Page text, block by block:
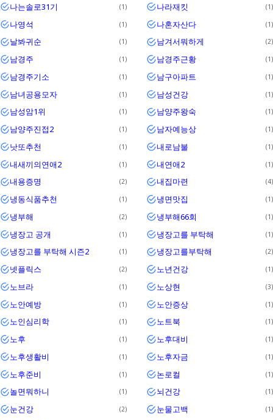
나는솔로31기 1 나라재킷 1
나영석 1 나혼자산다 1
날봐귀순 1 남겨서뭐하게 2
남경주 1 남경주근황 1
남경주기소 1 남구아파트 1
남녀공용모자 1 남성건강 1
남성암1위 1 남양주왕숙 1
남양주진접2 1 남자예능상 1
낫또추천 1 내로남불 1
내새끼의연애2 1 내연애2 1
내용증명 2 내집마련 4
냉동식품추천 1 냉면맛집 1
냉부해 2 냉부해66회 1
냉장고 공개 1 냉장고를 부탁해 1
냉장고를 부탁해 시즌2 1 냉장고를부탁해 2
넷플릭스 2 노년건강 1
노브라 1 노상현 3
노안예방 1 노안증상 1
노인심리학 1 노트북 1
노후 1 노후대비 1
노후생활비 1 노후자금 1
노후준비 1 논로컬 1
놀면뭐하니 1 뇌건강 1
눈건강 2 눈물고백 1